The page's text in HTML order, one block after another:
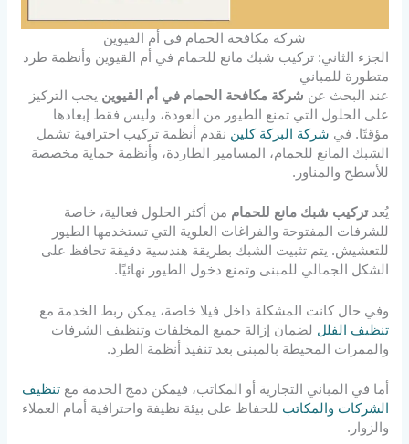
شركة مكافحة الحمام في أم القيوين
الجزء الثاني: تركيب شبك مانع للحمام في أم القيوين وأنظمة طرد
متطورة للمباني
عند البحث عن شركة مكافحة الحمام في أم القيوين يجب التركيز
على الحلول التي تمنع الطيور من العودة، وليس فقط إبعادها
مؤقتًا. في شركة البركة كلين نقدم أنظمة تركيب احترافية تشمل
الشبك المانع للحمام، المسامير الطاردة، وأنظمة حماية مخصصة
للأسطح والمناور.
يُعدتركيب شبك مانع للحمام من أكثر الحلول فعالية، خاصة
للشرفات المفتوحة والفراغات العلوية التي تستخدمها الطيور
للتعشيش. يتم تثبيت الشبك بطريقة هندسية دقيقة تحافظ على
الشكل الجمالي للمبنى وتمنع دخول الطيور نهائيًا.
وفي حال كانت المشكلة داخل فيلا خاصة، يمكن ربط الخدمة مع
تنظيف الفلل لضمان إزالة جميع المخلفات وتنظيف الشرفات
والممرات المحيطة بالمبنى بعد تنفيذ أنظمة الطرد.
أما في المباني التجارية أو المكاتب، فيمكن دمج الخدمة معتنظيف
الشركات والمكاتب للحفاظ على بيئة نظيفة واحترافية أمام العملاء
والزوار.